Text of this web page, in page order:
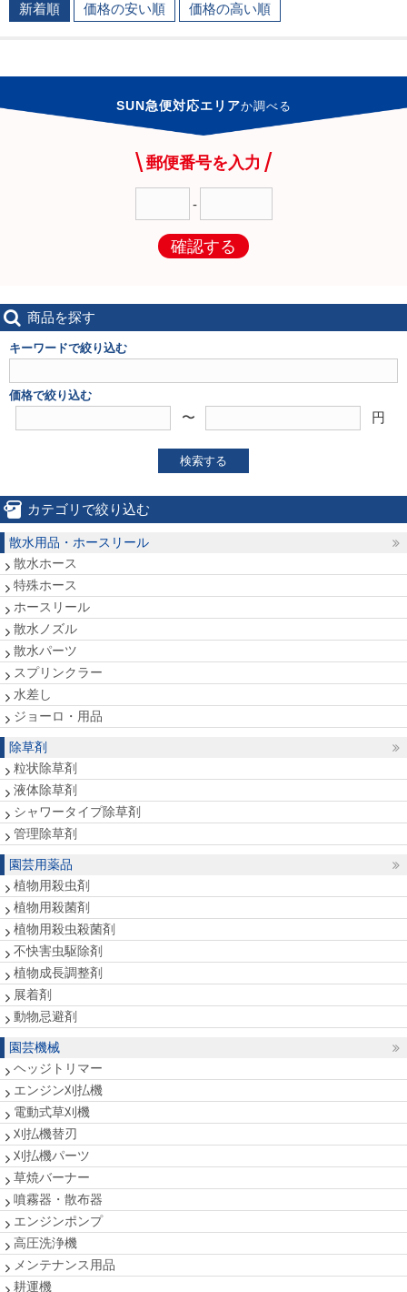
新着順
価格の安い順 価格の高い順
SUN急便対応エリアか調べる
郵便番号を入力
-
確認する
商品を探す
キーワードで絞り込む
価格で絞り込む
〜 円
検索する
カテゴリで絞り込む
散水用品・ホースリール
散水ホース
特殊ホース
ホースリール
散水ノズル
散水パーツ
スプリンクラー
水差し
ジョーロ・用品
除草剤
粒状除草剤
液体除草剤
シャワータイプ除草剤
管理除草剤
園芸用薬品
植物用殺虫剤
植物用殺菌剤
植物用殺虫殺菌剤
不快害虫駆除剤
植物成長調整剤
展着剤
動物忌避剤
園芸機械
ヘッジトリマー
エンジン刈払機
電動式草刈機
刈払機替刃
刈払機パーツ
草焼バーナー
噴霧器・散布器
エンジンポンプ
高圧洗浄機
メンテナンス用品
耕運機